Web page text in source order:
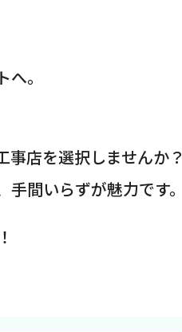
。
店を選択しませんか？
間いらずが魅力です。